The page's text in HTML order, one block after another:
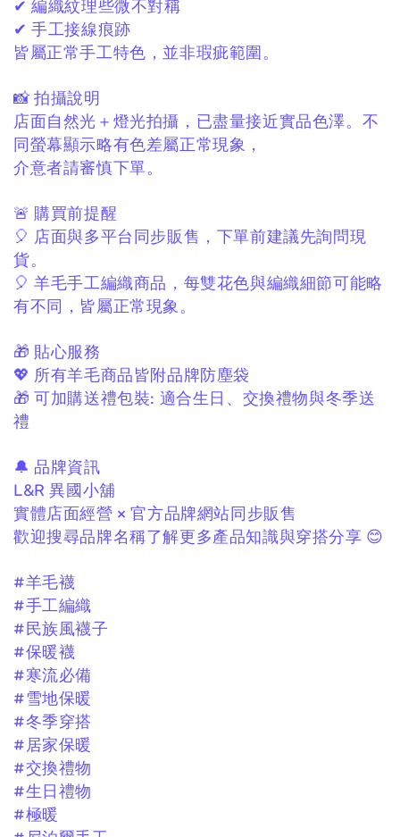
✔ 編織紋理些微不對稱
✔ 手工接線痕跡
皆屬正常手工特色， 並非瑕疵範圍。
📸 拍攝說明
店面自然光＋燈光拍攝， 已盡量接近實品色澤。 不
同螢幕顯示略有色差屬正常現象，
介意者請審慎下單。
🚨 購買前提醒
🎈 店面與多平台同步販售， 下單前建議先詢問現
貨。
🎈 羊毛手工編織商品， 每雙花色與編織細節可能略
有不同， 皆屬正常現象。
🎁 貼心服務
💖 所有羊毛商品皆附品牌防塵袋
🎁 可加購送禮包裝: 適合生日、交換禮物與冬季送
禮
🔔 品牌資訊
L&R 異國小舖
實體店面經營 × 官方品牌網站同步販售
歡迎搜尋品牌名稱了解更多產品知識與穿搭分享 😊
#羊毛襪
#手工編織
#民族風襪子
#保暖襪
#寒流必備
#雪地保暖
#冬季穿搭
#居家保暖
#交換禮物
#生日禮物
#極暖